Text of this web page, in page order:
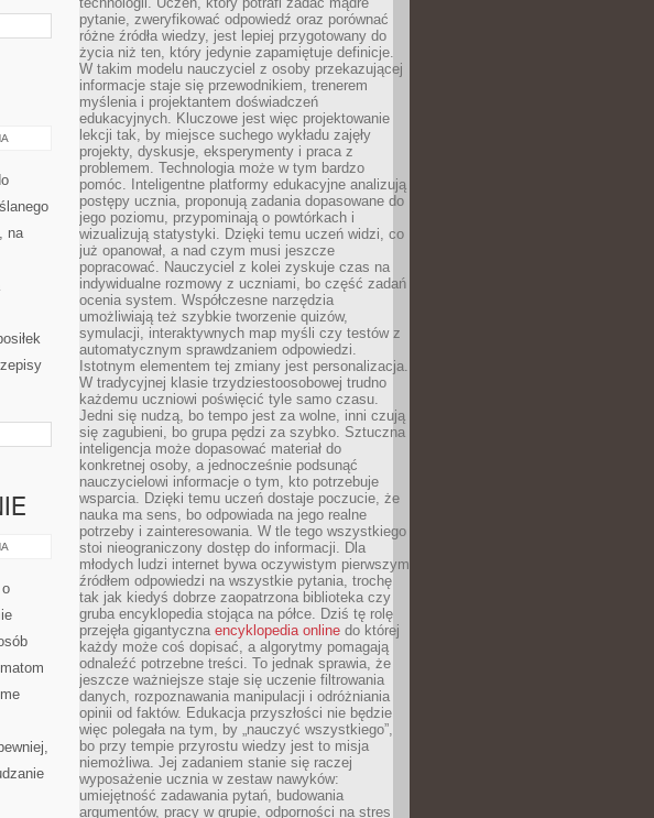
na
pytanie, zweryfikować odpowiedź oraz porównać
różne źródła wiedzy, jest lepiej przygotowany do
życia niż ten, który jedynie zapamiętuje definicje.
W takim modelu nauczyciel z osoby przekazującej
informacje staje się przewodnikiem, trenerem
myślenia i projektantem doświadczeń
edukacyjnych. Kluczowe jest więc projektowanie
lekcji tak, by miejsce suchego wykładu zajęły
projekty, dyskusje, eksperymenty i praca z
problemem. Technologia może w tym bardzo
pomóc. Inteligentne platformy edukacyjne analizują
postępy ucznia, proponują zadania dopasowane do
jego poziomu, przypominają o powtórkach i
wizualizują statystyki. Dzięki temu uczeń widzi, co
już opanował, a nad czym musi jeszcze
popracować. Nauczyciel z kolei zyskuje czas na
indywidualne rozmowy z uczniami, bo część zadań
ocenia system. Współczesne narzędzia
umożliwiają też szybkie tworzenie quizów,
symulacji, interaktywnych map myśli czy testów z
automatycznym sprawdzaniem odpowiedzi.
Istotnym elementem tej zmiany jest personalizacja.
W tradycyjnej klasie trzydziestoosobowej trudno
każdemu uczniowi poświęcić tyle samo czasu.
Jedni się nudzą, bo tempo jest za wolne, inni czują
się zagubieni, bo grupa pędzi za szybko. Sztuczna
inteligencja może dopasować materiał do
konkretnej osoby, a jednocześnie podsunąć
nauczycielowi informacje o tym, kto potrzebuje
wsparcia. Dzięki temu uczeń dostaje poczucie, że
nauka ma sens, bo odpowiada na jego realne
potrzeby i zainteresowania. W tle tego wszystkiego
stoi nieograniczony dostęp do informacji. Dla
młodych ludzi internet bywa oczywistym pierwszym
źródłem odpowiedzi na wszystkie pytania, trochę
tak jak kiedyś dobrze zaopatrzona biblioteka czy
gruba encyklopedia stojąca na półce. Dziś tę rolę
przejęła gigantyczna encyklopedia online do której
każdy może coś dopisać, a algorytmy pomagają
odnaleźć potrzebne treści. To jednak sprawia, że
jeszcze ważniejsze staje się uczenie filtrowania
danych, rozpoznawania manipulacji i odróżniania
opinii od faktów. Edukacja przyszłości nie będzie
więc polegała na tym, by „nauczyć wszystkiego”,
bo przy tempie przyrostu wiedzy jest to misja
niemożliwa. Jej zadaniem stanie się raczej
wyposażenie ucznia w zestaw nawyków:
umiejętność zadawania pytań, budowania
argumentów, pracy w grupie, odporności na stres